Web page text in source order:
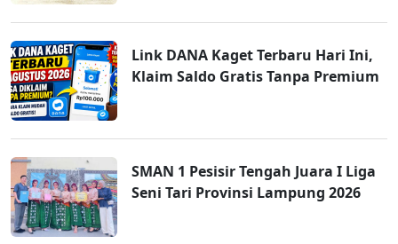
Link DANA Kaget Terbaru Hari Ini,
Klaim Saldo Gratis Tanpa Premium
SMAN 1 Pesisir Tengah Juara I Liga
Seni Tari Provinsi Lampung 2026